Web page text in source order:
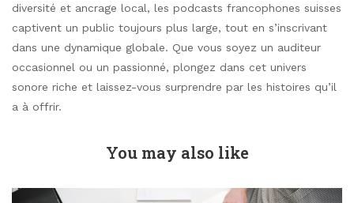
diversité et ancrage local, les podcasts francophones suisses
captivent un public toujours plus large, tout en s’inscrivant
dans une dynamique globale. Que vous soyez un auditeur
occasionnel ou un passionné, plongez dans cet univers
sonore riche et laissez-vous surprendre par les histoires qu’il
a à offrir.
You may also like